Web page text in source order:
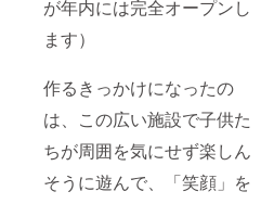
が年内には完全オープンし
ます）
作るきっかけになったの
は、この広い施設で子供た
ちが周囲を気にせず楽しん
そうに遊んで、「笑顔」を